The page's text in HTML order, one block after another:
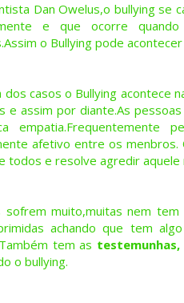
Dan Owelus,o bullying se
e que ocorre
o Bullying pode
dos casos o Bullying acontece
e assim por diante.As
empatia.Frequentemente
afetivo entre os
todos e resolve agredir aquele
sofrem muito,muitas nem
achando que tem
tem as testemunhas,
o bullying.